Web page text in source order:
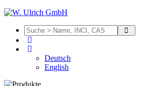
Deutsch
English